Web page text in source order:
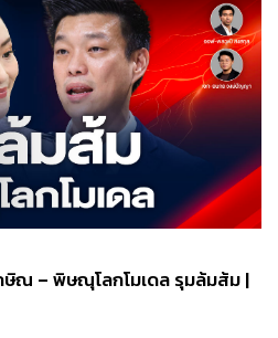
ษิณ – พิษณุโลกโมเดล รุมล้มส้ม |